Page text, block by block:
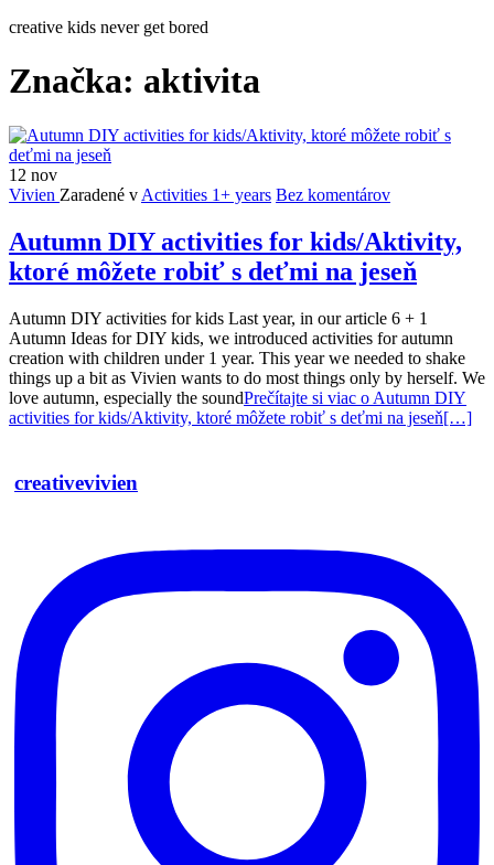
creative kids never get bored
Značka: aktivita
12 nov
Vivien Zaradené v Activities 1+ years Bez komentárov
Autumn DIY activities for kids/Aktivity,
ktoré môžete robiť s deťmi na jeseň
Autumn DIY activities for kids Last year, in our article 6 + 1
Autumn Ideas for DIY kids, we introduced activities for autumn
creation with children under 1 year. This year we needed to shake
things up a bit as Vivien wants to do most things only by herself. We
love autumn, especially the soundPrečítajte si viac o Autumn DIY
activities for kids/Aktivity, ktoré môžete robiť s deťmi na jeseň[…]
creativevivien